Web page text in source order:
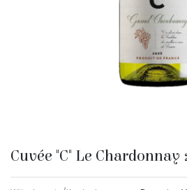
Cuvée "C" Le Chardonnay